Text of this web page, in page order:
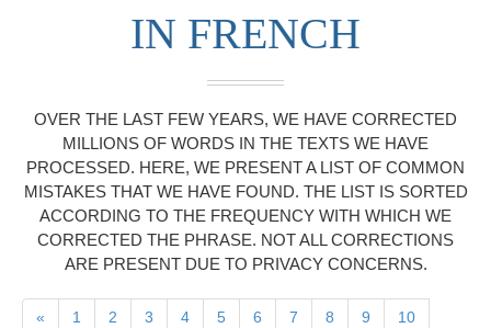
IN FRENCH
OVER THE LAST FEW YEARS, WE HAVE CORRECTED
MILLIONS OF WORDS IN THE TEXTS WE HAVE
PROCESSED. HERE, WE PRESENT A LIST OF COMMON
MISTAKES THAT WE HAVE FOUND. THE LIST IS SORTED
ACCORDING TO THE FREQUENCY WITH WHICH WE
CORRECTED THE PHRASE. NOT ALL CORRECTIONS
ARE PRESENT DUE TO PRIVACY CONCERNS.
« 1 2 3 4 5 6 7 8 9 10